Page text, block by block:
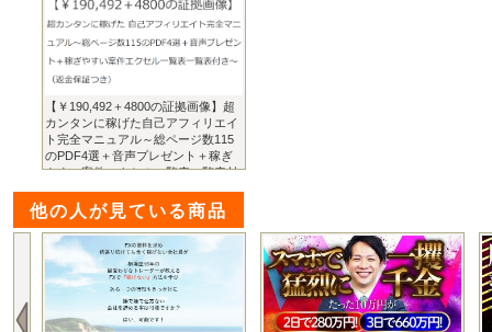
【￥190,492＋4800の証拠画像】超
カンタンに稼げた自己アフィリエイ
ト完全マニュアル～総ページ数115
のPDF4選＋音声プレゼント＋稼ぎ
やすい案件エクセル一覧表一覧表付
他の人が見ている商品